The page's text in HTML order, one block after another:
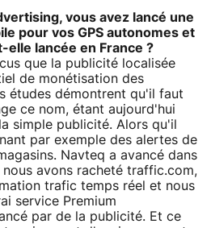
vous avez lancé une
pour vos GPS autonomes et
elle lancée en France ?
que la publicité localisée
de monétisation des
études démontrent qu'il faut
ce nom, étant aujourd'hui
simple publicité. Alors qu'il
par exemple des alertes de
Navteq a avancé dans
nous avons racheté traffic.com,
trafic temps réel et nous
service Premium
par de la publicité. Et ce